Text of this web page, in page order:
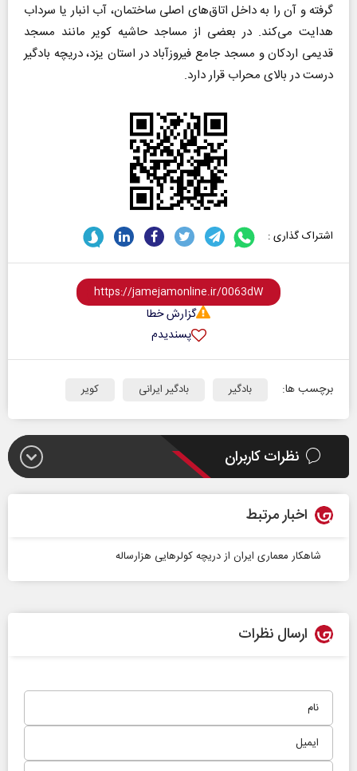
گرفته و آن را به داخل اتاق‌های اصلی ساختمان، آب‌ انبار یا سرداب
هدایت می‌کند. در بعضی از مساجد حاشیه کویر مانند مسجد
قدیمی اردکان و مسجد جامع فیروزآباد در استان یزد، دریچه بادگیر
درست در بالای محراب قرار دارد.
اشتراک گذاری :
گزارش خطا
پسندیدم
برچسب ها: بادگیر بادگیر ایرانی کویر
نظرات کاربران
اخبار مرتبط
شاهکار معماری ایران از دریچه کولر‌هایی هزارساله
ارسال نظرات